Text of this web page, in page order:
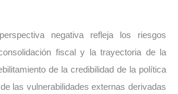
negativa refleja los riesgos
fiscal y la trayectoria de la
de la credibilidad de la política
las vulnerabilidades externas derivadas